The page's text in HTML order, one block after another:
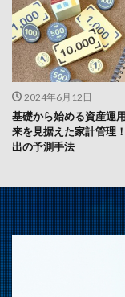
2024年6月12日
基礎から始める資産運
来を見据えた家計管理
出の予測手法